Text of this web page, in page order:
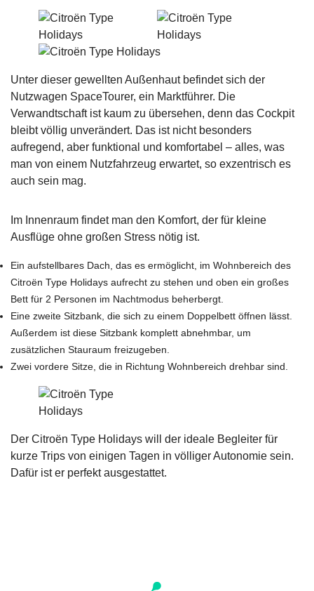
Unter dieser gewellten Außenhaut befindet sich der
Nutzwagen SpaceTourer, ein Marktführer. Die
Verwandtschaft ist kaum zu übersehen, denn das Cockpit
bleibt völlig unverändert. Das ist nicht besonders
aufregend, aber funktional und komfortabel – alles, was
man von einem Nutzfahrzeug erwartet, so exzentrisch es
auch sein mag.
Im Innenraum findet man den Komfort, der für kleine
Ausflüge ohne großen Stress nötig ist.
Ein aufstellbares Dach, das es ermöglicht, im Wohnbereich des
Citroën Type Holidays aufrecht zu stehen und oben ein großes
Bett für 2 Personen im Nachtmodus beherbergt.
Eine zweite Sitzbank, die sich zu einem Doppelbett öffnen lässt.
Außerdem ist diese Sitzbank komplett abnehmbar, um
zusätzlichen Stauraum freizugeben.
Zwei vordere Sitze, die in Richtung Wohnbereich drehbar sind.
Der Citroën Type Holidays will der ideale Begleiter für
kurze Trips von einigen Tagen in völliger Autonomie sein.
Dafür ist er perfekt ausgestattet.